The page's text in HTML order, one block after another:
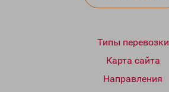
Типы перевозки
Карта сайта
Направления